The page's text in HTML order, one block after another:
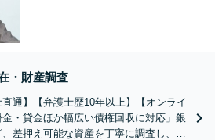
・財産調査
直通】【弁護士歴10年以上】【オンライ
・貸金ほか幅広い債権回収に対応」銀
差押え可能な資産を丁寧に調査し、効